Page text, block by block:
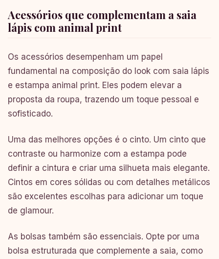
Acessórios que complementam a saia
lápis com animal print
Os acessórios desempenham um papel
fundamental na composição do look com saia lápis
e estampa animal print. Eles podem elevar a
proposta da roupa, trazendo um toque pessoal e
sofisticado.
Uma das melhores opções é o cinto. Um cinto que
contraste ou harmonize com a estampa pode
definir a cintura e criar uma silhueta mais elegante.
Cintos em cores sólidas ou com detalhes metálicos
são excelentes escolhas para adicionar um toque
de glamour.
As bolsas também são essenciais. Opte por uma
bolsa estruturada que complemente a saia, como